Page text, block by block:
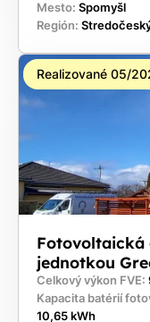
Mesto: Spomyšl
Región:
Realizované 05/
jednotkou
Celkový výkon FVE:
Kapacita batérií
10,65 kWh